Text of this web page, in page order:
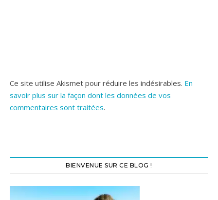
Ce site utilise Akismet pour réduire les indésirables. En
savoir plus sur la façon dont les données de vos
commentaires sont traitées.
BIENVENUE SUR CE BLOG !